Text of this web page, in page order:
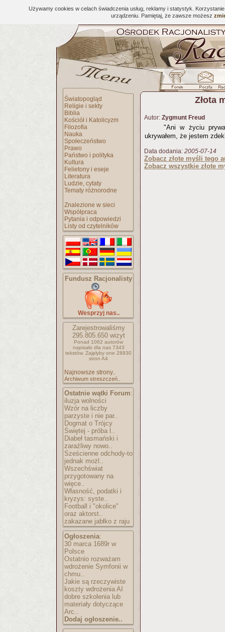
Używamy cookies w celach świadczenia usług, reklamy i statystyk.
urządzeniu. Pamiętaj, że zawsze możesz
Światopogląd
Religie i sekty
Biblia
Kościół i Katolicyzm
Filozofia
Nauka
Społeczeństwo
Prawo
Państwo i polityka
Kultura
Felietony i eseje
Literatura
Ludzie, cytaty
Tematy różnorodne
Znalezione w sieci
Współpraca
Pytania i odpowiedzi
Listy od czytelników
Fundusz Racjonalisty
Wesprzyj nas..
Zarejestrowaliśmy
295.805.650wizyt
Ponad 1062 autorów
napisało dla nas 7343
tekstów. Zajęłyby one 28930
stron A4
Najnowsze strony..
Archiwum streszczeń..
Ostatnie wątki Forum:
iluzja wolności
Wzór na liczby
parzyste i nie par..
Dogmat o Trójcy
Świętej - próba l..
Diabeł tasmański i
zaraźliwy nowo..
Sześcienne odchody-to
jednak możl..
Wszechświat
przygotowany na
więce..
Własność, podatki i
kryzys: syste..
Football i "okolice"
oraz aktorst..
zakazane jabłko z raju
Ogłoszenia:
30 marca 1689r w
Polsce
Ostatnio rozważam
wdrożenie Symfonii w
chmu..
Jakie są rzeczywiste
koszty wdrożenia AI
dobre szkolenia lub
materiały dotyczące
Arc..
Dodaj ogłoszenie..
Złota
Autor: Zygmunt Freud
"Ani w życiu
ukrywałem, że jestem
Data dodania: 2005-07-14
Zobacz złote myśli tego
Zobacz wszystkie złote